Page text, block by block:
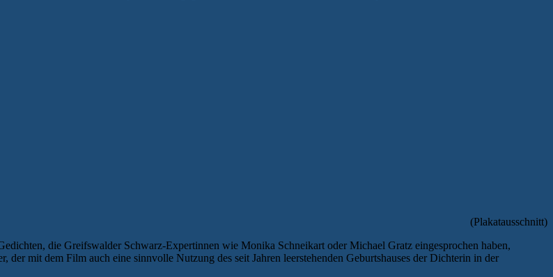
(Plakatausschnitt)
die Greifswalder Schwarz-Expertinnen wie Monika Schneikart oder Michael Gratz eingesprochen haben,
mit dem Film auch eine sinnvolle Nutzung des seit Jahren leerstehenden Geburtshauses der Dichterin in der